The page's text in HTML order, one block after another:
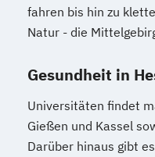
fahren bis hin zu
Natur - die
Gesundheit in
Universitäten findet
Gießen und Kassel
Darüber hinaus gibt